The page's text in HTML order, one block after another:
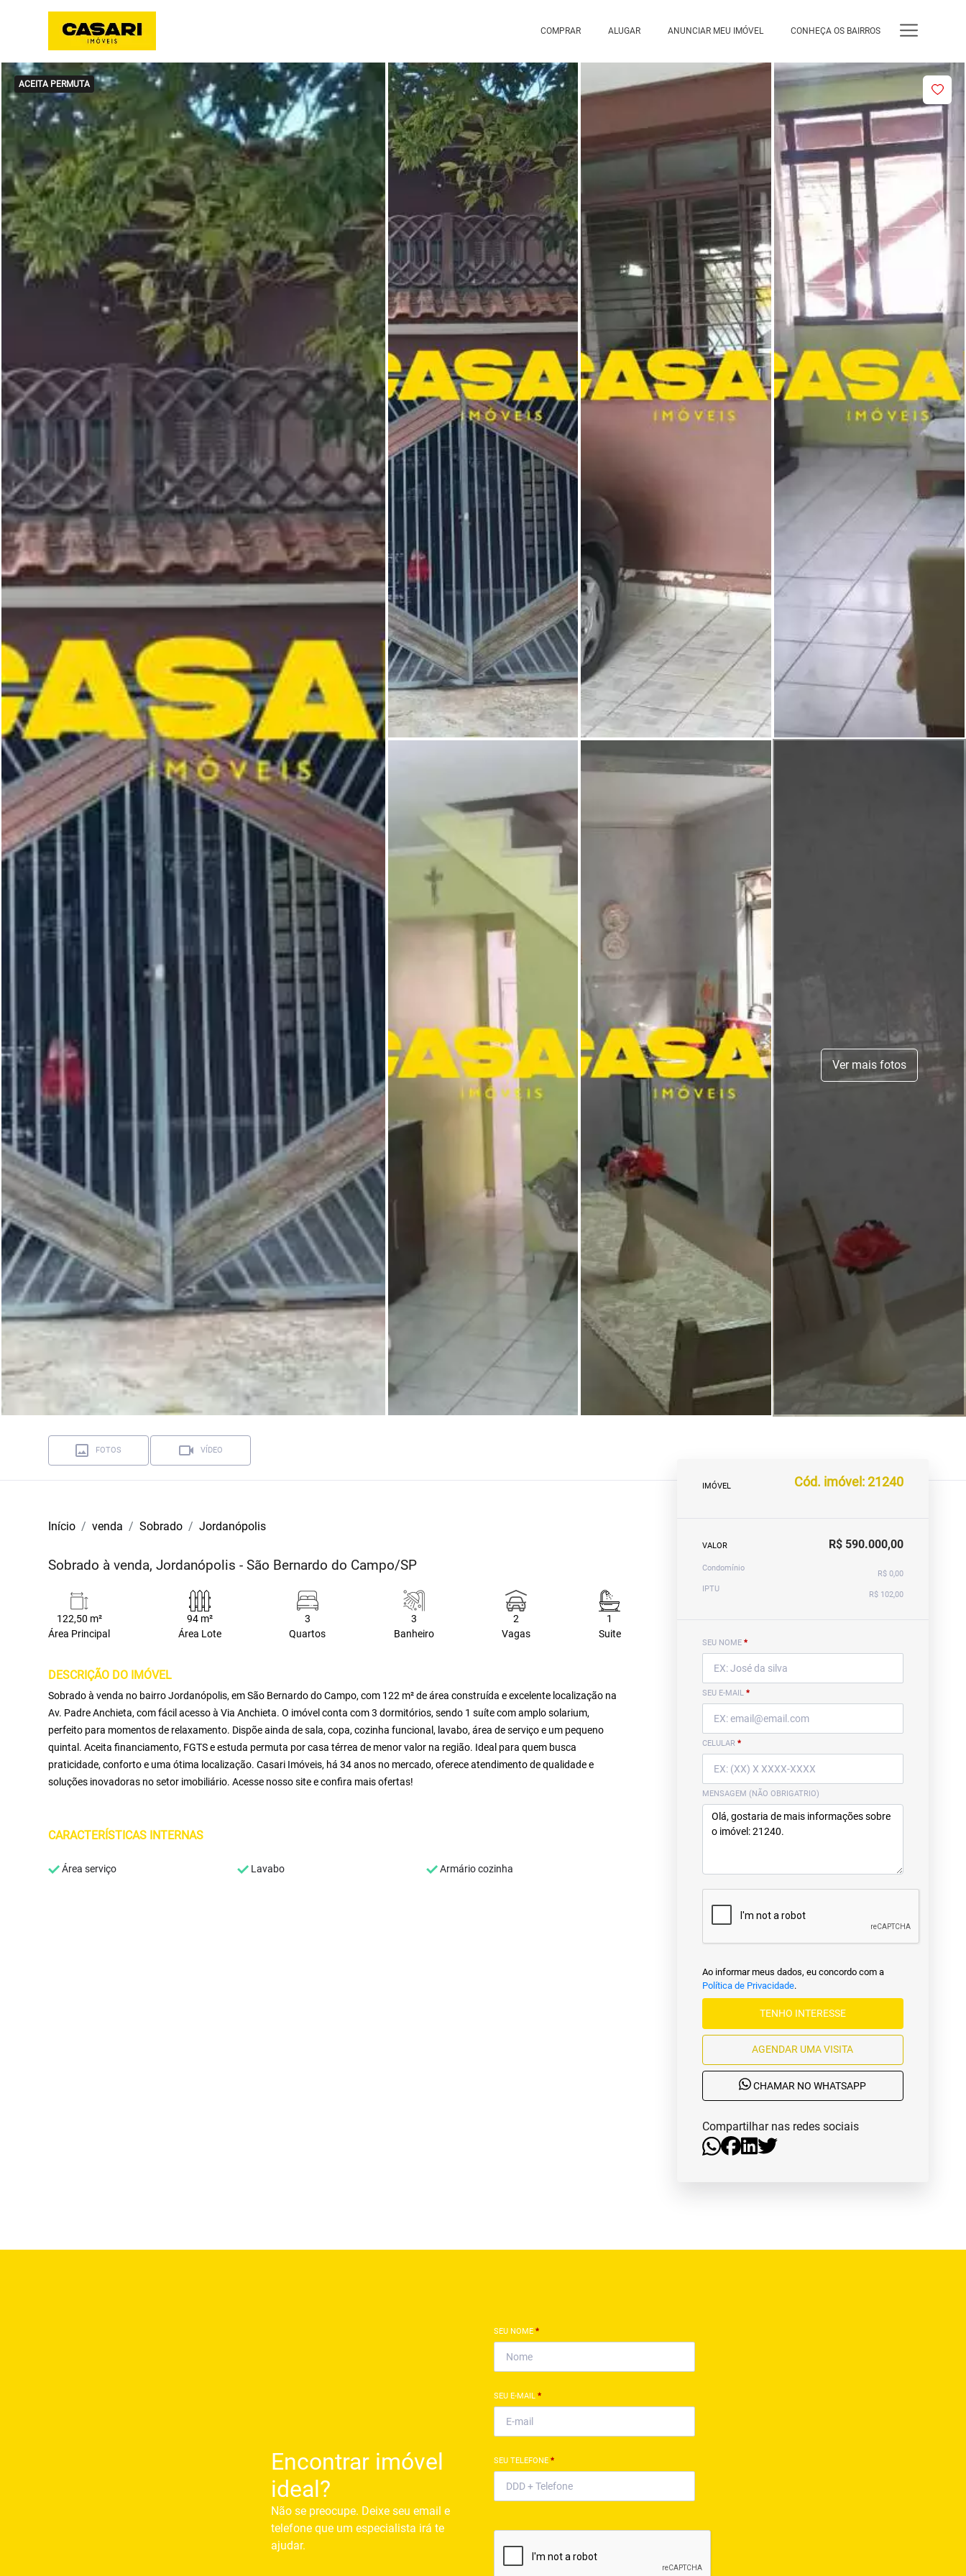
COMPRAR ALUGAR ANUNCIAR MEU IMÓVEL CONHEÇA OS BAIRROS
ACEITA PERMUTA
Ver mais fotos
FOTOS VÍDEO
Início venda Sobrado Jordanópolis
Sobrado à venda, Jordanópolis - São Bernardo do Campo/SP
122,50 m²
Área Principal
94 m²
Área Lote
3
Quartos
3
Banheiro
2
Vagas
1
Suite
DESCRIÇÃO DO IMÓVEL
Sobrado à venda no bairro Jordanópolis, em São Bernardo do Campo, com 122 m² de área construída e excelente localização na
Av. Padre Anchieta, com fácil acesso à Via Anchieta. O imóvel conta com 3 dormitórios, sendo 1 suíte com amplo solarium,
perfeito para momentos de relaxamento. Dispõe ainda de sala, copa, cozinha funcional, lavabo, área de serviço e um pequeno
quintal. Aceita financiamento, FGTS e estuda permuta por casa térrea de menor valor na região. Ideal para quem busca
praticidade, conforto e uma ótima localização. Casari Imóveis, há 34 anos no mercado, oferece atendimento de qualidade e
soluções inovadoras no setor imobiliário. Acesse nosso site e confira mais ofertas!
CARACTERÍSTICAS INTERNAS
Área serviço Lavabo Armário cozinha
IMÓVEL Cód. imóvel: 21240
VALOR R$ 590.000,00
Condomínio
R$ 0,00
IPTU
R$ 102,00
SEU NOME *
SEU E-MAIL *
CELULAR *
MENSAGEM (NÃO OBRIGATRIO)
Ao informar meus dados, eu concordo com a
Política de Privacidade.
TENHO INTERESSE
AGENDAR UMA VISITA
CHAMAR NO WHATSAPP
Compartilhar nas redes sociais
Encontrar imóvel
ideal?
Não se preocupe. Deixe seu email e
telefone que um especialista irá te
ajudar.
SEU NOME *
SEU E-MAIL *
SEU TELEFONE *